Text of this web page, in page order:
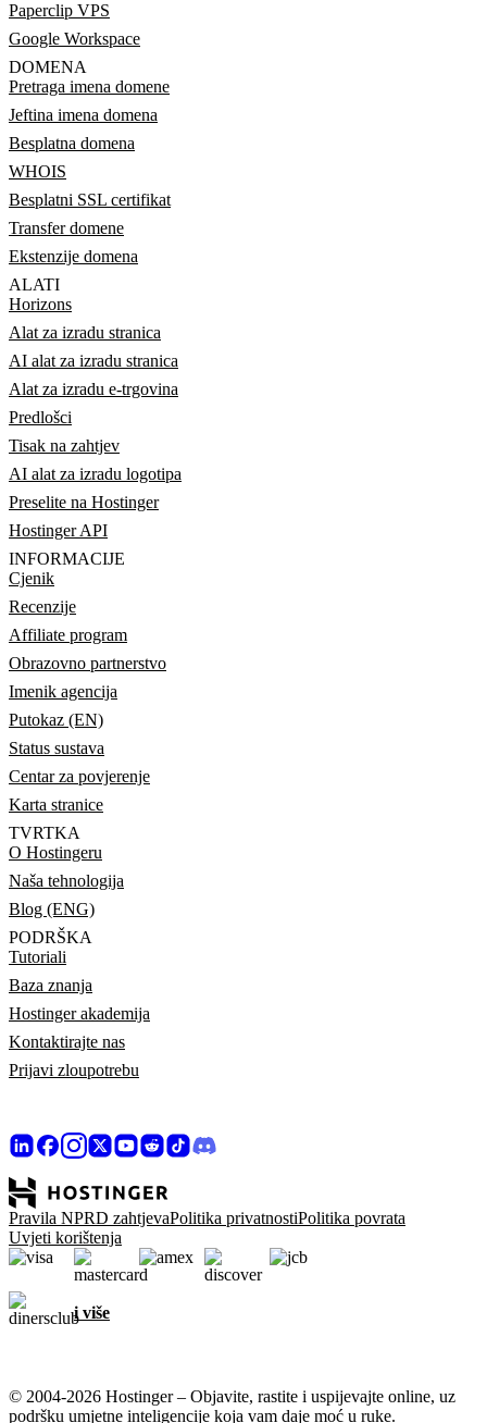
Paperclip VPS
Google Workspace
DOMENA
Pretraga imena domene
Jeftina imena domena
Besplatna domena
WHOIS
Besplatni SSL certifikat
Transfer domene
Ekstenzije domena
ALATI
Horizons
Alat za izradu stranica
AI alat za izradu stranica
Alat za izradu e-trgovina
Predlošci
Tisak na zahtjev
AI alat za izradu logotipa
Preselite na Hostinger
Hostinger API
INFORMACIJE
Cjenik
Recenzije
Affiliate program
Obrazovno partnerstvo
Imenik agencija
Putokaz (EN)
Status sustava
Centar za povjerenje
Karta stranice
TVRTKA
O Hostingeru
Naša tehnologija
Blog (ENG)
PODRŠKA
Tutoriali
Baza znanja
Hostinger akademija
Kontaktirajte nas
Prijavi zloupotrebu
Pravila NPRD zahtjevaPolitika privatnostiPolitika povrata
Uvjeti korištenja
i više
© 2004-2026 Hostinger – Objavite, rastite i uspijevajte online, uz
podršku umjetne inteligencije koja vam daje moć u ruke.